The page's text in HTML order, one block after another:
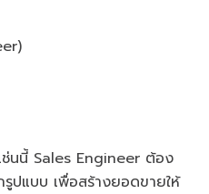
ช่นนี้ Sales Engineer ต้อง
ปแบบ เพื่อสร้างยอดขายให้